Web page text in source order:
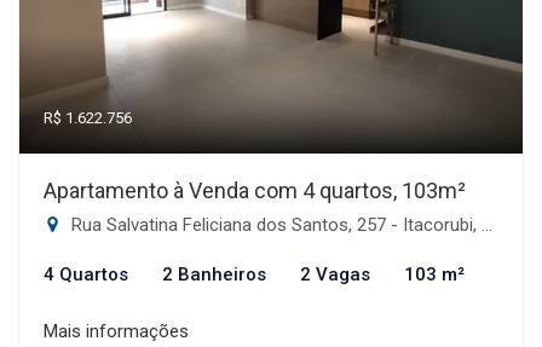
R$ 1.622.756
Apartamento à Venda com 4 quartos, 103m²
Rua Salvatina Feliciana dos Santos, 257 - Itacorubi, Florianópolis-SC
4 Quartos 2 Banheiros 2 Vagas 103 m²
Mais informações